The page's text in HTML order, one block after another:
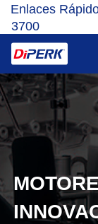
Enlaces
3700